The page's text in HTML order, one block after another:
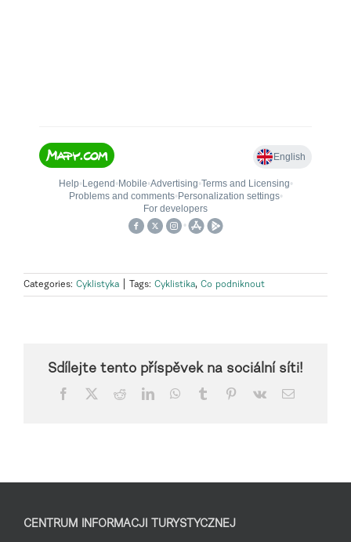
Categories: Cyklistyka Tags: Cyklistika, Co podniknout
Sdílejte tento příspěvek na sociální síti!
Facebook RedditLinkedInWhatsApp
Tumblr Pinterest
Vk Email
CENTRUM INFORMACJI TURYSTYCZNEJ